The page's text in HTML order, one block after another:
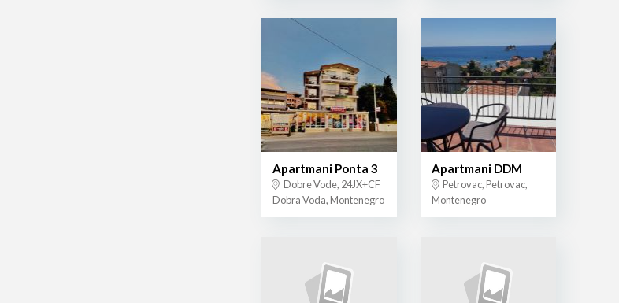
Apartmani Ponta 3
Dobre Vode, 24JX+CF
Dobra Voda, Montenegro
Apartmani DDM
Petrovac, Petrovac,
Montenegro